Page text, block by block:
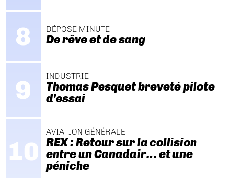
DÉPOSE MINUTE
De rêve et de sang
INDUSTRIE
Thomas Pesquet breveté pilote
d'essai
AVIATION GÉNÉRALE
REX : Retour sur la collision
entre un Canadair… et une
péniche